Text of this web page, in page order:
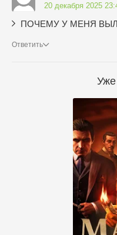
20 декабря 2025
ПОЧЕМУ У МЕНЯ
Ответить
Уже